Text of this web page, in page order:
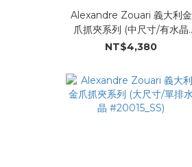
Alexandre Zouari 義大利金
爪抓夾系列 (中尺寸/有水晶
#20014_GG)
NT$4,380